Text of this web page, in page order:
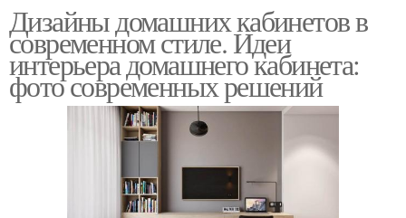
Дизайны домашних кабинетов в
современном стиле. Идеи
интерьера домашнего кабинета:
фото современных решений